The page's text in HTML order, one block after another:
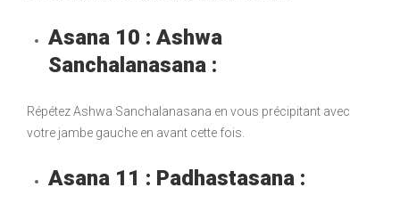
Asana 10 : Ashwa
Sanchalanasana :
Répétez Ashwa Sanchalanasana en vous précipitant avec
votre jambe gauche en avant cette fois.
Asana 11 : Padhastasana :